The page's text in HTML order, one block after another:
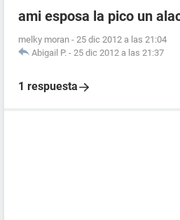
ami esposa la pico un
melky moran - 25 dic 2012 a las 21:04
Abigail P. - 25 dic 2012 a las 21:37
1 respuesta